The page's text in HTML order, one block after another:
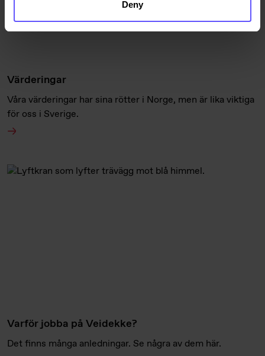
Deny
Värderingar
Våra värderingar har sina rötter i Norge, men är lika viktiga
för oss i Sverige.
Varför jobba på Veidekke?
Det finns många anledningar. Se några av dem här.